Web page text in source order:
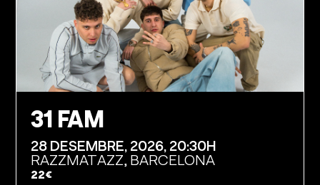
31 FAM
28 DESEMBRE, 2026, 20:30H
RAZZMATAZZ, BARCELONA
22€